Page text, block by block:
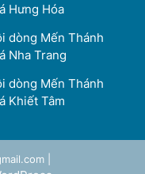
Hưng Hóa
dòng Mến Thánh
Nha Trang
dòng Mến Thánh
Khiết Tâm
|